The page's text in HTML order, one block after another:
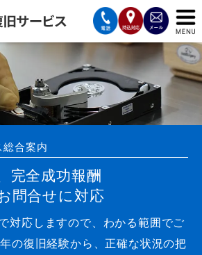
合案内
完全成功報酬
問合せに対応
対応しますので、わかる範囲でご
の復旧経験から、正確な状況の把